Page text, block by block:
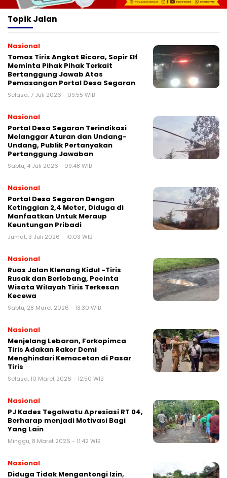
TopikJalan
Nasional
Tomas Tiris Angkat Bicara, Sopir Elf
Meminta Pihak Pihak Terkait
Bertanggung Jawab Atas
Pemasangan Portal Desa Segaran
Selasa, 7 Juli 2026 - 09:55 WIB
Nasional
Portal Desa Segaran Terindikasi
Melanggar Aturan dan Undang-
Undang, Publik Pertanyakan
Pertanggung Jawaban
Sabtu, 4 Juli 2026 - 09:48 WIB
Nasional
Portal Desa Segaran Dengan
Ketinggian 2,4 Meter, Diduga di
Manfaatkan Untuk Meraup
Keuntungan Pribadi
Jumat, 3 Juli 2026 - 10:03 WIB
Nasional
Ruas Jalan Klenang Kidul -Tiris
Rusak dan Berlobang, Pecinta
Wisata Wilayah Tiris Terkesan
Kecewa
Sabtu, 28 Maret 2026 - 13:30 WIB
Nasional
Menjelang Lebaran, Forkopimca
Tiris Adakan Rakor Demi
Menghindari Kemacetan di Pasar
Tiris
Selasa, 10 Maret 2026 - 12:50 WIB
Nasional
PJ Kades Tegalwatu Apresiasi RT 04,
Berharap menjadi Motivasi Bagi
Yang Lain
Minggu, 8 Maret 2026 - 11:42 WIB
Nasional
Diduga Tidak Mengantongi Izin,